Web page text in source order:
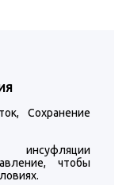
Сохранение
инсуфляции
чтобы